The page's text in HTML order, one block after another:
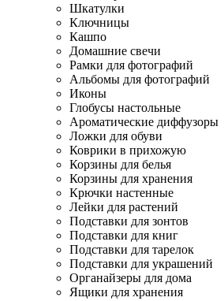
Шкатулки
Ключницы
Кашпо
Домашние свечи
Рамки для фотографий
Альбомы для фотографий
Иконы
Глобусы настольные
Ароматические диффузоры
Ложки для обуви
Коврики в прихожую
Корзины для белья
Корзины для хранения
Крючки настенные
Лейки для растений
Подставки для зонтов
Подставки для книг
Подставки для тарелок
Подставки для украшений
Органайзеры для дома
Ящики для хранения